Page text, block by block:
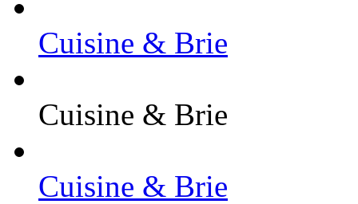
Cuisine & Brie
Cuisine & Brie
Cuisine & Brie